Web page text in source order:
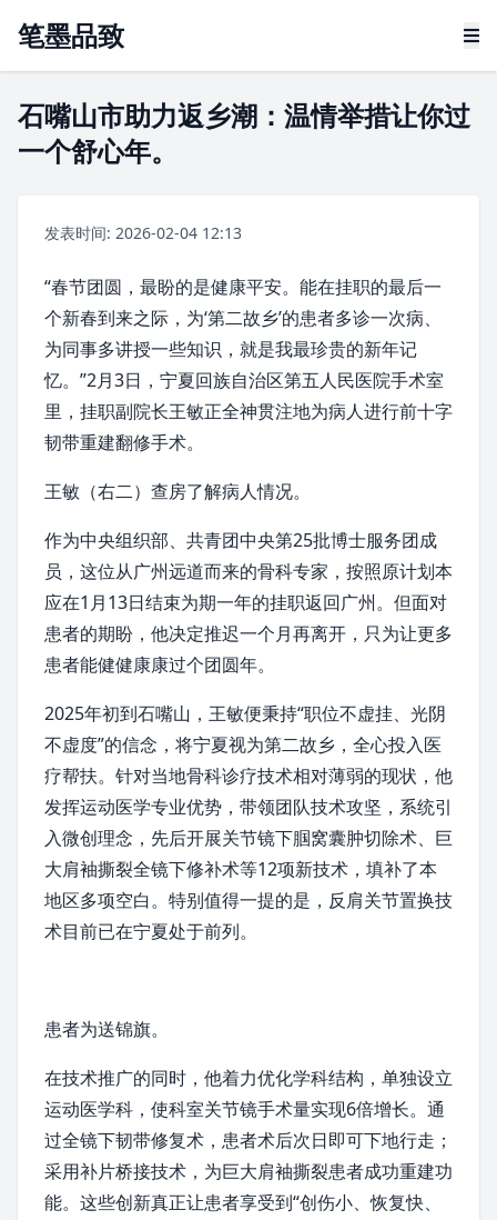
笔墨品致
石嘴山市助力返乡潮：温情举措让你过
一个舒心年。
发表时间: 2026-02-04 12:13
“春节团圆，最盼的是健康平安。能在挂职的最后一
个新春到来之际，为‘第二故乡’的患者多诊一次病、
为同事多讲授一些知识，就是我最珍贵的新年记
忆。”2月3日， 宁夏回族自治区第五人民医院手术室
里，挂职副院长王敏正全神贯注地为病人进行前十字
韧带重建翻修手术。
王敏（右二）查房了解病人情况。
作为中央组织部、共青团中央第25批博士服务团成
员，这位从广州远道而来的骨科专家，按照原计划本
应在1月13日结束为期一年的挂职返回广州。但面对
患者的期盼，他决定推迟一个月再离开，只为让更多
患者能健健康康过个团圆年。
2025年初到石嘴山 ，王敏便秉持“职位不虚挂、光阴
不虚度”的信念，将宁夏视为第二故乡，全心投入医
疗帮扶。针对当地骨科诊疗技术相对薄弱的现状，他
发挥运动医学专业优势，带领团队技术攻坚，系统引
入微创理念，先后开展关节镜下腘窝囊肿切除术、巨
大肩袖撕裂全镜下修补术等12项新技术，填补了本
地区多项空白。特别值得一提的是，反肩关节置换技
术目前已在宁夏处于前列。
患者为送锦旗。
在技术推广的同时，他着力优化学科结构，单独设立
运动医学科，使科室关节镜手术量实现6倍增长。通
过全镜下韧带修复术，患者术后次日即可下地行走；
采用补片桥接技术，为巨大肩袖撕裂患者成功重建功
能。这些创新真正让患者享受到“创伤小、恢复快、